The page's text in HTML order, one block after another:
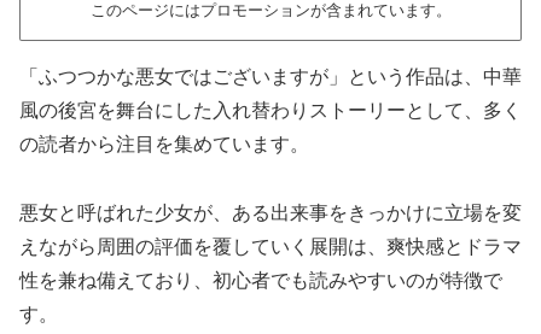
このページにはプロモーションが含まれています。
「ふつつかな悪女ではございますが」という作品は、中華
風の後宮を舞台にした入れ替わりストーリーとして、多く
の読者から注目を集めています。
悪女と呼ばれた少女が、ある出来事をきっかけに立場を変
えながら周囲の評価を覆していく展開は、爽快感とドラマ
性を兼ね備えており、初心者でも読みやすいのが特徴で
す。